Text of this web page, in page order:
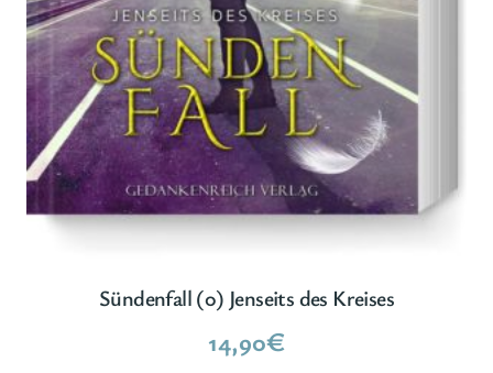
Sündenfall (0) Jenseits des Kreises
14,90€